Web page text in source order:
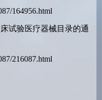
164956.html
试验医疗器械目录的通
216087.html